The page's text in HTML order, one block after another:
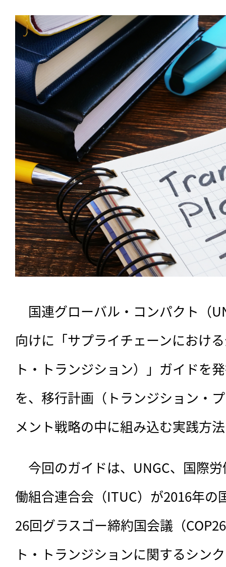
国連グローバル・コンパクト（
向けに「サプライチェーンにおけ
ト・トランジション）」ガイドを
を、移行計画（トランジション・
メント戦略の中に組み込む実践方
今回のガイドは、 UNGC、国際
働組合連合会（ITUC）が2016年の
26回グラスゴー締約国会議（
ト・トランジションに関するシン